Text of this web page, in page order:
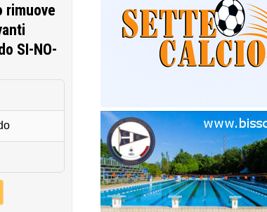
rimuove
SI-NO-